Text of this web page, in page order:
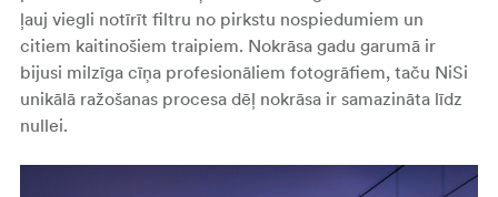
ļauj viegli notīrīt filtru no pirkstu nospiedumiem un
citiem kaitinošiem traipiem. Nokrāsa gadu garumā ir
bijusi milzīga cīņa profesionāliem fotogrāfiem, taču NiSi
unikālā ražošanas procesa dēļ nokrāsa ir samazināta līdz
nullei.